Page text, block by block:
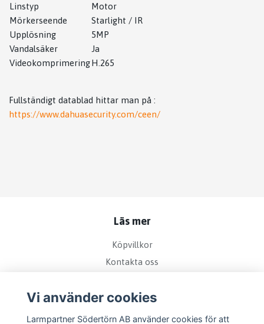
Linstyp
Motor
Mörkerseende
Starlight / IR
Upplösning
5MP
Vandalsäker
Ja
VideokomprimeringH.265
Fullständigt datablad hittar man på :
https://www.dahuasecurity.com/ceen/
Läs mer
Köpvillkor
Kontakta oss
Sociala medier
Vi använder cookies
Larmpartner Södertörn AB använder cookies för att